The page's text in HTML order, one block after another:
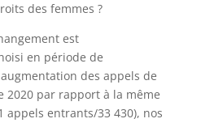
des femmes ?
est
en période de
des appels de
2020 par rapport à la même
appels entrants/33 430), nos